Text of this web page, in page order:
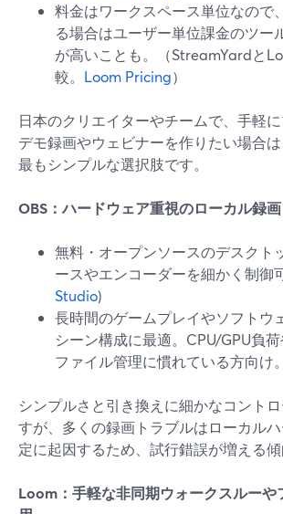
料金はワークスペース単位なので
る場合はユーザー単位課金のツー
が高いことも。（StreamYardと
較。 Loom Pricing）
日本のクリエイターやチームで、手軽
デモ録画やウェビナーを作りたい場合
最もシンプルな選択肢です。
OBS：ハードウェア重視のローカル録画
無料・オープンソースのデスクト
ースやエンコーダーを細かく制御
Studio)
長時間のゲームプレイやソフトウ
シーン構成に最適。CPU/GPU負荷
ファイル管理に慣れている方向け。
シンプルさと引き換えに細かなコント
すが、多くの録画トラブルはローカル
定に起因するため、試行錯誤が増える傾
Loom：手軽な非同期ウォークスルーや